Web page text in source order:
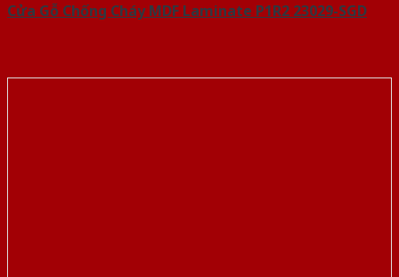
Cửa Gỗ Chống Cháy MDF Laminate P1R2 23029-SGD